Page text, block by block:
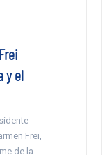
y el
Frei,
de la